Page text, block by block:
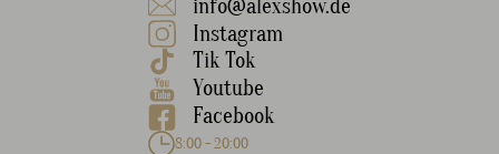
info@alexshow.de
Instagram
Tik Tok
Youtube
Facebook
8:00 - 20:00